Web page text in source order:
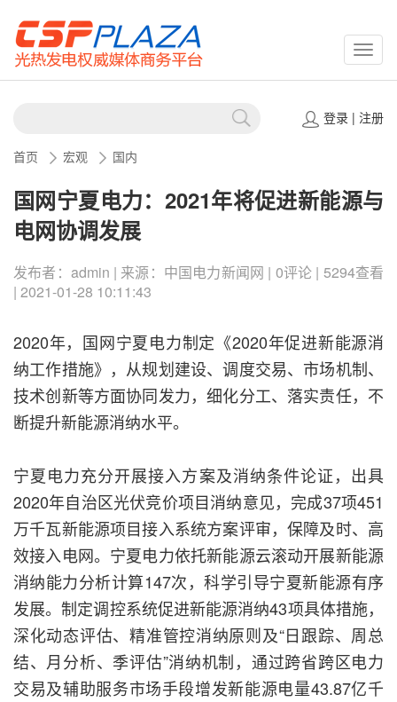
登录| 注册
首页 宏观 国内
国网宁夏电力：2021年将促进新能源与
电网协调发展
发布者：admin | 来源：中国电力新闻网 | 0评论 | 5294查看
| 2021-01-28 10:11:43
2020年，国网宁夏电力制定《2020年促进新能源消
纳工作措施》，从规划建设、调度交易、市场机制、
技术创新等方面协同发力，细化分工、落实责任，不
断提升新能源消纳水平。
宁夏电力充分开展接入方案及消纳条件论证，出具
2020年自治区光伏竞价项目消纳意见，完成37项451
万千瓦新能源项目接入系统方案评审，保障及时、高
效接入电网。宁夏电力依托新能源云滚动开展新能源
消纳能力分析计算147次，科学引导宁夏新能源有序
发展。制定调控系统促进新能源消纳43项具体措施，
深化动态评估、精准管控消纳原则及“日跟踪、周总
结、月分析、季评估”消纳机制，通过跨省跨区电力
交易及辅助服务市场手段增发新能源电量43.87亿千